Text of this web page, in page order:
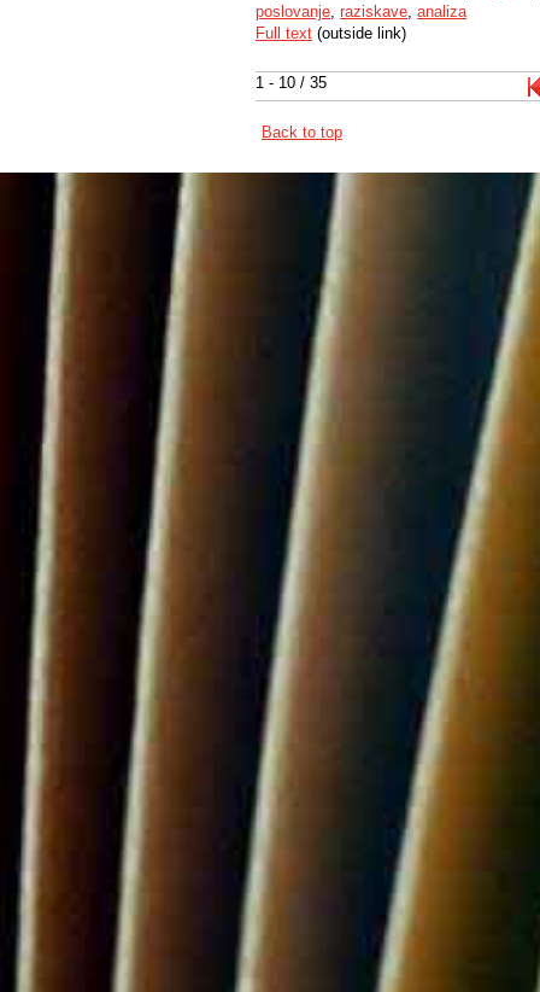
1 - 10 / 35
poslovanje, raziskave, analiza
Full text (outside link)
Back to top